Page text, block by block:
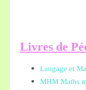
Livres de
Langage et
MHM Maths